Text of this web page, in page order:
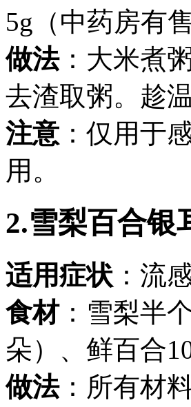
5g（中药房有售
做法：大米煮
去渣取粥。趁
注意 ：仅用于
用。
2.雪梨百合
适用症状 ：流
食材：雪梨半
朵）、鲜百合
做法：所有材